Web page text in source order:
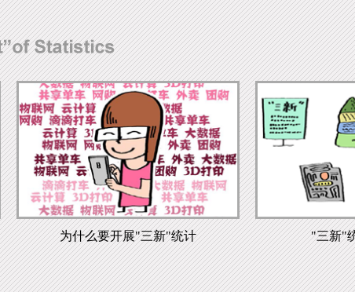
为什么要开展"三新"统计 "三新"